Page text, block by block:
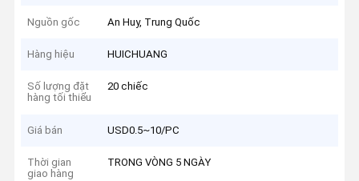
Nguồn gốc An Huy, Trung Quốc
Hàng hiệu HUICHUANG
Số lượng đặt
hàng tối thiểu
20 chiếc
Giá bán USD0.5~10/PC
Thời gian
giao hàng
TRONG VÒNG 5 NGÀY